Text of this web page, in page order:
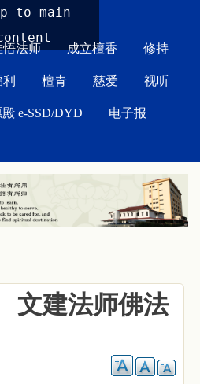
to main
悟法师 成立檀香 修持
檀青 慈爱 视听
e-SSD/DYD 电子报
建法师佛法